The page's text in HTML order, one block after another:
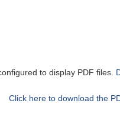
to display PDF files.
Click here to download the